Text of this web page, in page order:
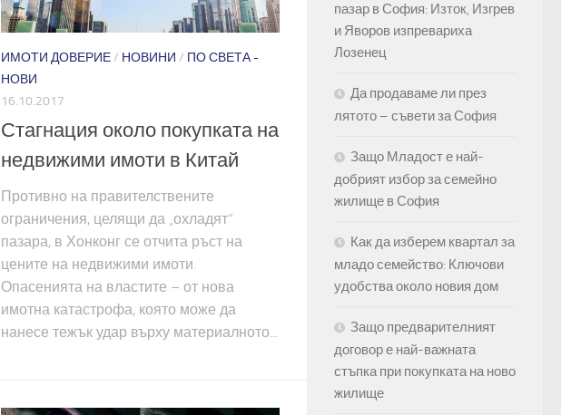
ИМОТИ ДОВЕРИЕ/ НОВИНИ / ПО СВЕТА -
НОВИ
16.10.2017
Стагнация около покупката на
недвижими имоти в Китай
Противно на правителствените
ограничения, целящи да „охладят“
пазара, в Хонконг се отчита ръст на
цените на недвижими имоти.
Опасенията на властите – от нова
имотна катастрофа, която може да
нанесе тежък удар върху материалното...
пазар в София: Изток, Изгрев
и Яворов изпревариха
Лозенец
Да продаваме ли през
лятото – съвети за София
Защо Младост е най-
добрият избор за семейно
жилище в София
Как да изберем квартал за
младо семейство: Ключови
удобства около новия дом
Защо предварителният
договор е най-важната
стъпка при покупката на ново
жилище